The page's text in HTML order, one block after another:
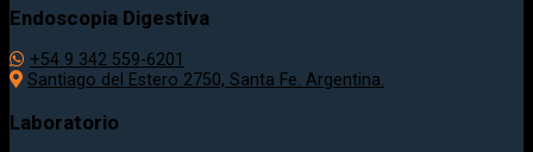
Endoscopia Digestiva
+54 9 342 559-6201
Santiago del Estero 2750, Santa Fe. Argentina.
Laboratorio